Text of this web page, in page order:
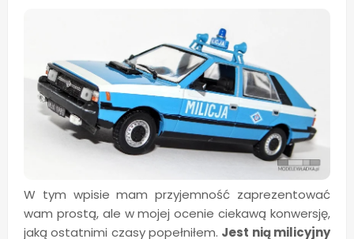
W tym wpisie mam przyjemność zaprezentować
wam prostą, ale w mojej ocenie ciekawą konwersję,
jaką ostatnimi czasy popełniłem. Jest nią milicyjny